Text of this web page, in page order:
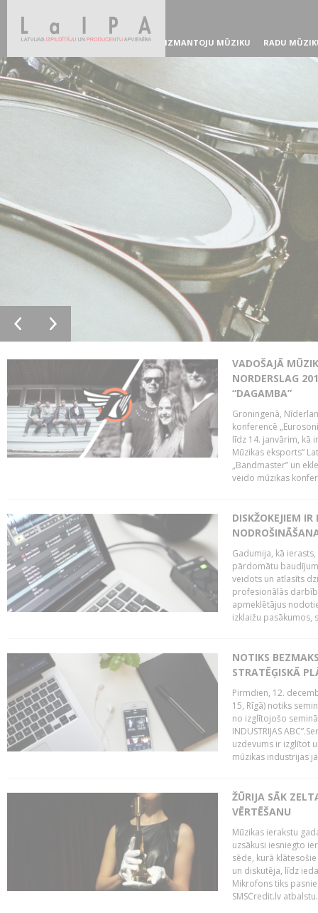
IZMANTOJU MŪZIKU RADU
VADOŠAJĀ
NORDERSLAG
“DAGAMBA”
Groningenā,
konferencē
līdz 14. janvārim, kā
Mūzikas eksports”
„Bandmaster” un
veido mūzikas
DISKŽOKEJIEM
Gadumija, kā
pārdomātu
veidots un atlasīts
profesionālās
apmeklētājus
izklaižu pasākumos,
NOTIKS
STRATĒĢISKĀ
Pirmdien, 12.
15, Rīgā) notiks
no izglītojošo
INDUSTRIJAS
uzdevums ir izglītot
mūzikas industrijas
ŽŪRIJA SĀK
VĒRTĒŠANU
Mūzikas ierakstu
uzsākusi iesniegto
sēde, kurā
un diskutēja, līdz
Mikrofons tiks
SMSCredit.lv